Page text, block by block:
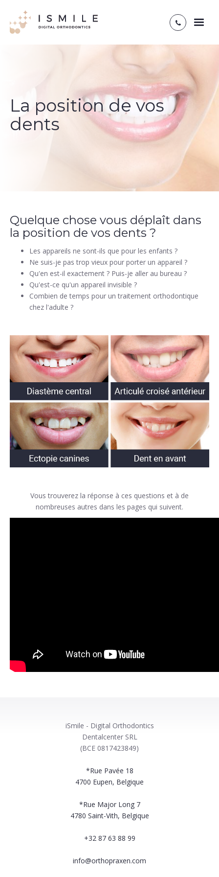
La position de vos
dents
Quelque chose vous déplaît dans
la position de vos dents ?
Les appareils ne sont-ils que pour les enfants ?
Ne suis-je pas trop vieux pour porter un appareil ?
Qu'en est-il exactement ? Puis-je aller au bureau ?
Qu'est-ce qu'un appareil invisible ?
Combien de temps pour un traitement orthodontique
chez l'adulte ?
Vous trouverez la réponse à ces questions et à de
nombreuses autres dans les pages qui suivent.
iSmile - Digital Orthodontics
Dentalcenter SRL
(BCE 0817423849)
*Rue Pavée 18
4700 Eupen, Belgique
*Rue Major Long 7
4780 Saint-Vith, Belgique
+32 87 63 88 99
info@orthopraxen.com